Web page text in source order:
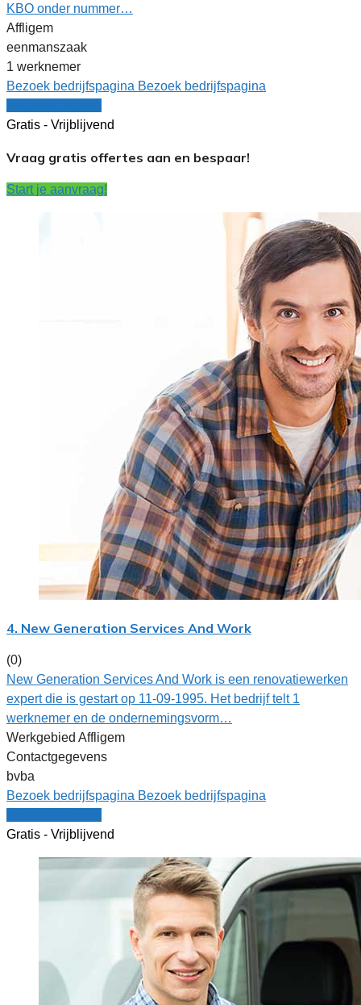
KBO onder nummer…
Affligem
eenmanszaak
1 werknemer
Bezoek bedrijfspagina Bezoek bedrijfspagina
Gratis - Vrijblijvend
Vraag gratis offertes aan en bespaar!
Start je aanvraag!
4. New Generation Services And Work
(0)
New Generation Services And Work is een renovatiewerken
expert die is gestart op 11-09-1995. Het bedrijf telt 1
werknemer en de ondernemingsvorm…
Werkgebied Affligem
Contactgegevens
bvba
Bezoek bedrijfspagina Bezoek bedrijfspagina
Gratis - Vrijblijvend